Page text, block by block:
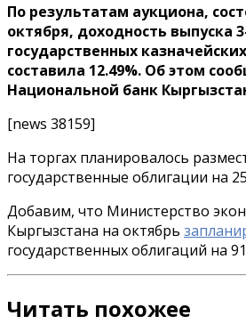
По результатам аукциона,
октября, доходность выпуска
государственных
составила 12.49%. Об этом
Национальной банк
[news 38159]
На торгах планировалось
государственные облигации на
Добавим, что Министерство
Кыргызстана на октябрь
государственных облигаций на
Читать похожее